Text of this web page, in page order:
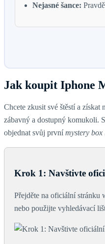
Nejasné šance:
Jak koupit Iphone
Chcete zkusit své štěstí a
zábavný a dostupný komukoli.
objednat svůj první mystery box
Krok 1: Navštivte
Přejděte na oficiální stránku
nebo použijte vyhledávací